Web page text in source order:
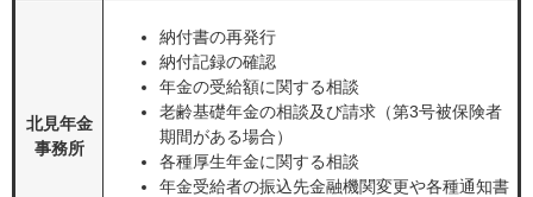
北見年金
事務所
納付書の再発行
納付記録の確認
年金の受給額に関する相談
老齢基礎年金の相談及び請求（第3号被保険者
期間がある場合）
各種厚生年金に関する相談
年金受給者の振込先金融機関変更や各種通知書